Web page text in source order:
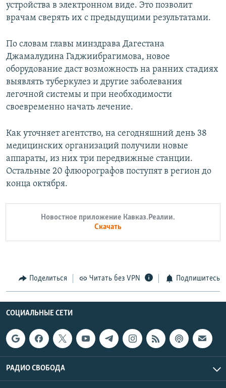
устройства в электронном виде. Это позволит
врачам сверять их с предыдущими результатами.
По словам главы минздрава Дагестана
Джамалудина Гаджиибрагимова, новое
оборудование даст возможность на ранних стадиях
выявлять туберкулез и другие заболевания
легочной системы и при необходимости
своевременно начать лечение.
Как уточняет агентство, на сегодняшний день 38
медицинских организаций получили новые
аппараты, из них три передвижные станции.
Остальные 20 флюорографов поступят в регион до
конца октября.
Новостное приложение Кавказ.Реалии.
Скачать
Поделиться Читать без VPN Подпишитесь
СОЦИАЛЬНЫЕ СЕТИ
РАДИО СВОБОДА